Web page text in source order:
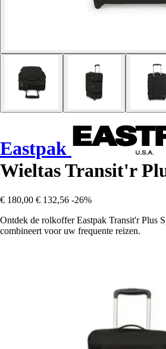
Eastpak
Wieltas Transit'r
€ 180,00 € 132,56 -26%
Ontdek de rolkoffer Eastpak Transit'r Plus
combineert voor uw frequente reizen.